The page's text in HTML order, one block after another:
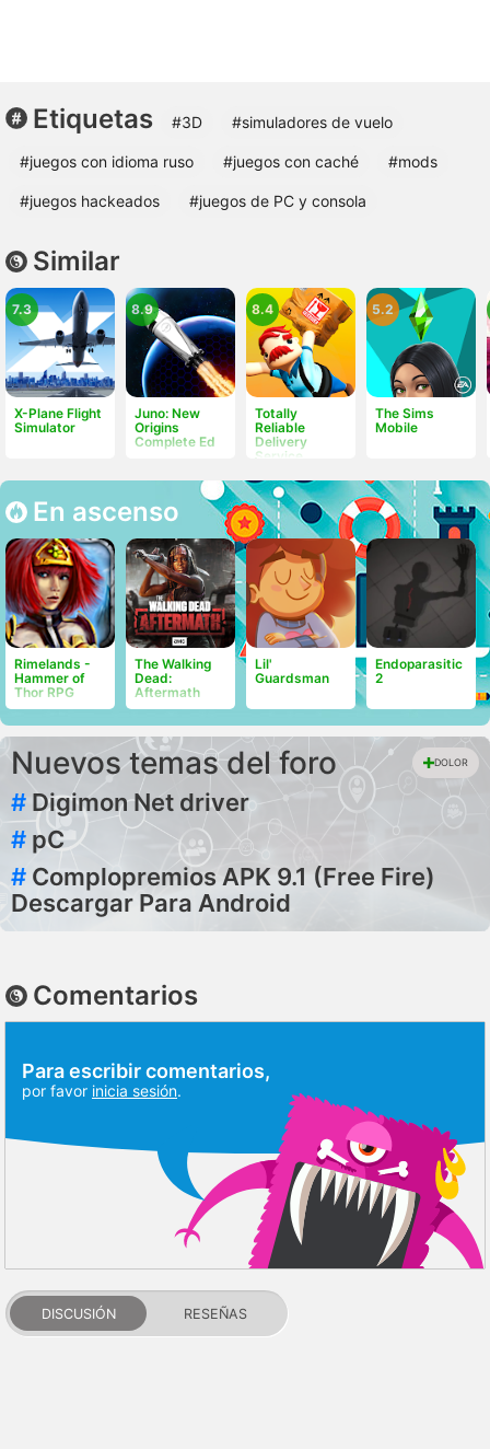
Etiquetas #3D #simuladores de vuelo
#juegos con idioma ruso #juegos con caché #mods
#juegos hackeados #juegos de PC y consola
Similar
X-Plane Flight
Simulator
7.3
Juno: New
Origins
Complete Ed
8.9
Totally
Reliable
Delivery
Service
8.4
The Sims
Mobile
5.2
En ascenso
Rimelands -
Hammer of
Thor RPG
The Walking
Dead:
Aftermath
Lil'
Guardsman
Endoparasitic
2
Nuevos temas del foro DOLOR
# Digimon Net driver
# pC
# Complopremios APK 9.1 (Free Fire)
Descargar Para Android
Comentarios
Para escribir comentarios,
por favor inicia sesión.
DISCUSIÓN RESEÑAS